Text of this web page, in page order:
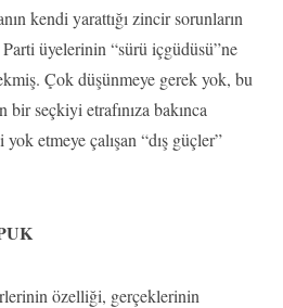
kendi yarattığı zincir sorunların
üyelerinin “sürü içgüdüsü”ne
Çok düşünmeye gerek yok, bu
bir seçkiyi etrafınıza bakınca
etmeye çalışan “dış güçler”
özelliği, gerçeklerinin